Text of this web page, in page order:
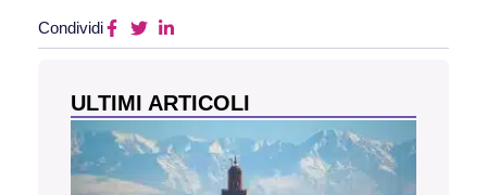
Condividi
ULTIMI ARTICOLI